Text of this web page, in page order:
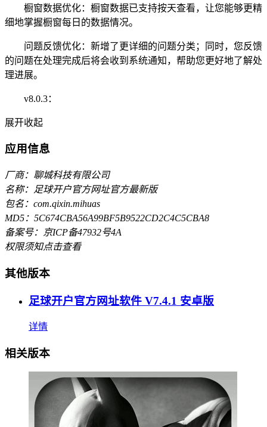
橱窗数据优化：橱窗数据已支持按天查看，让您能够更精
细地掌握橱窗每日的数据情况。
问题反馈优化：新增了更详细的问题分类；同时，您反馈
的问题在处理完成后将会收到系统通知，帮助您更好地了解处
理进展。
v8.0.3：
展开收起
应用信息
厂商：聊城科技有限公司
名称：足球开户官方网址官方最新版
包名：com.qixin.mihuas
MD5：5C674CBA56A99BF5B9522CD2C4C5CBA8
备案号：京ICP备47932号4A
权限须知点击查看
其他版本
足球开户官方网址软件 V7.4.1 安卓版
详情
相关版本